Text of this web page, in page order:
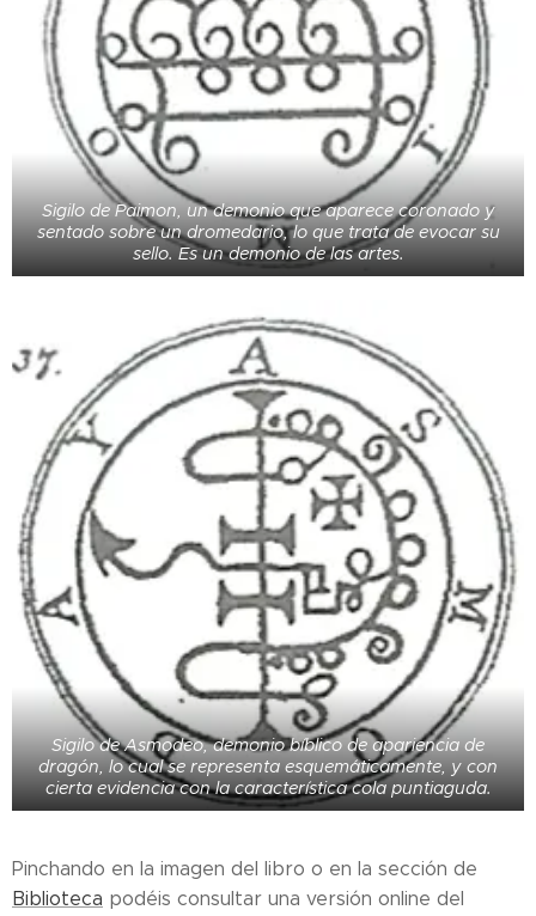
Sigilo de Paimon, un demonio que aparece coronado y
sentado sobre un dromedario, lo que trata de evocar su
sello. Es un demonio de las artes.
Sigilo de Asmodeo, demonio bíblico de apariencia de
dragón, lo cual se representa esquemáticamente, y con
cierta evidencia con la característica cola puntiaguda.
Pinchando en la imagen del libro o en la sección de
Biblioteca podéis consultar una versión online del